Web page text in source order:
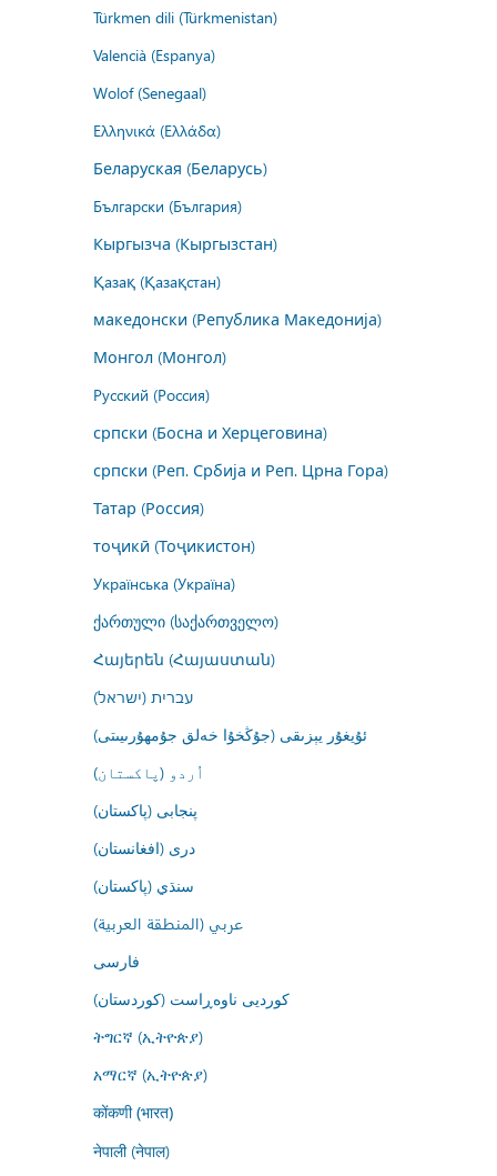
Türkmen dili (Türkmenistan)
Valencià (Espanya)
Wolof (Senegaal)
Ελληνικά (Ελλάδα)
Беларуская (Беларусь)
Български (България)
Кыргызча (Кыргызстан)
Қазақ (Қазақстан)
македонски (Република Македонија)
Монгол (Монгол)
Русский (Россия)
српски (Босна и Херцеговина)
српски (Реп. Србија и Реп. Црна Гора)
Татар (Россия)
тоҷикӣ (Тоҷикистон)
Українська (Україна)
ქართული (საქართველო)
Հայերեն (Հայաստան)
עברית (ישראל)
ئۇيغۇر يېزىقى (جۇڭخۇا خەلق جۇمھۇرىيىتى)
اُردو (پاکستان)
پنجابی (پاکستان)
درى (افغانستان)
سنڌي (پاکستان)
عربي (المنطقة العربية)
فارسى
کوردیی ناوەڕاست (کوردستان)
ትግርኛ (ኢትዮጵያ)
አማርኛ (ኢትዮጵያ)
कोंकणी (भारत)
नेपाली (नेपाल)